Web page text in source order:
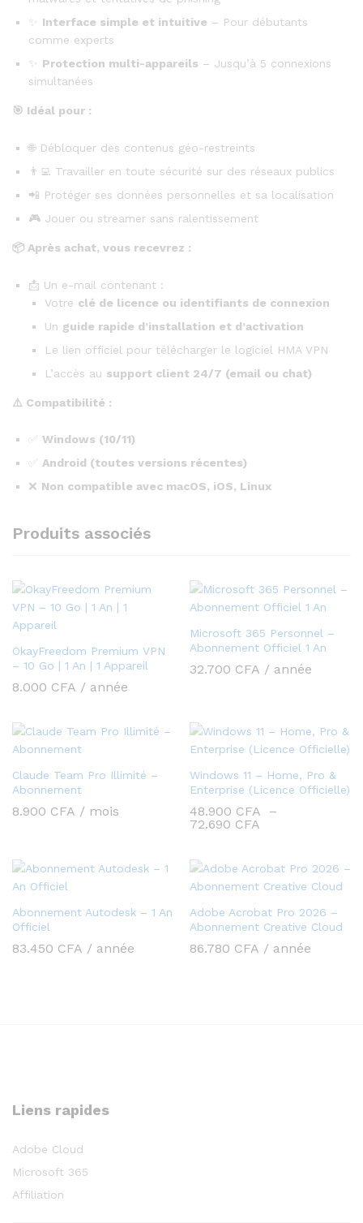
Interface simple et intuitive – Pour débutants
comme experts
Protection multi-appareils – Jusqu’à 5 connexions
simultanées
🎯 Idéal pour :
🌐 Débloquer des contenus géo-restreints
👨‍💻 Travailler en toute sécurité sur des réseaux publics
📲 Protéger ses données personnelles et sa localisation
🎮 Jouer ou streamer sans ralentissement
📦 Après achat, vous recevrez :
📩 Un e-mail contenant :
Votre clé de licence ou identifiants de connexion
Un guide rapide d’installation et d’activation
Le lien officiel pour télécharger le logiciel HMA VPN
L’accès au support client 24/7 (email ou chat)
⚠️ Compatibilité :
Windows (10/11)
Android (toutes versions récentes)
❌ Non compatible avec macOS, iOS, Linux
Produits associés
OkayFreedom Premium VPN
– 10 Go | 1 An | 1 Appareil
8.000 CFA / année
Microsoft 365 Personnel –
Abonnement Officiel 1 An
32.700 CFA / année
Claude Team Pro Illimité –
Abonnement
8.900 CFA / mois
Windows 11 – Home, Pro &
Enterprise (Licence Officielle)
48.900 CFA
–
72.690 CFA
48.900 CFA
à
72.690 CFA
Abonnement Autodesk – 1 An
Officiel
83.450 CFA / année
Adobe Acrobat Pro 2026 –
Abonnement Creative Cloud
86.780 CFA / année
Liens rapides
Adobe Cloud
Microsoft 365
Affiliation